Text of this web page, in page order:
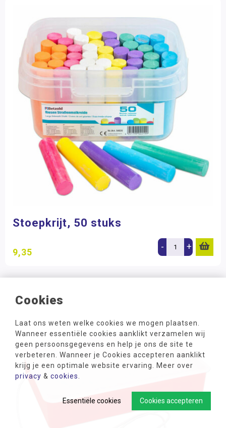
Cookies
Laat ons weten welke cookies we mogen plaatsen.
Wanneer essentiële cookies aanklikt verzamelen wij
geen persoonsgegevens en help je ons de site te
verbeteren. Wanneer je Cookies accepteren aanklikt
krijg je een optimale website ervaring. Meer over
privacy & cookies
Cookies accepteren
Essentiële cookies
Stoepkrijt, 50 stuks
9,35 - +